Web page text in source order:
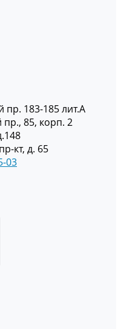
пр. 183-185 лит.А
пр., 85, корп. 2
кт, д. 65
03